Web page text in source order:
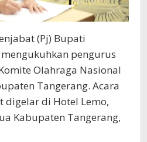
(Pj) Bupati
pengurus
Olahraga Nasional
Tangerang. Acara
digelar di Hotel Lemo,
Kabupaten Tangerang,